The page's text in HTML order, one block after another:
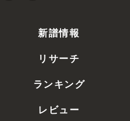
新譜情報
リサーチ
ランキング
レビュー